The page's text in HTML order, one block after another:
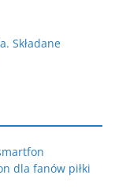
Składane
dla fanów piłki